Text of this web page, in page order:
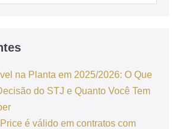
na Planta em 2025/2026: O Que
do STJ e Quanto Você Tem
é válido em contratos com